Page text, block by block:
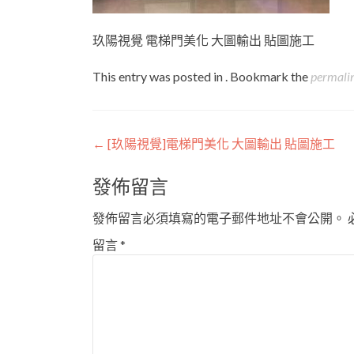
玖陽視覺 電梯門美化 大圖輸出 貼圖施工
This entry was posted in . Bookmark the
Post
navigation
← [玖陽視覺]電梯門美化 大圖輸出 貼圖施工
發佈留言
發佈留言必須填寫的電子郵件地址不會公開。
留言*